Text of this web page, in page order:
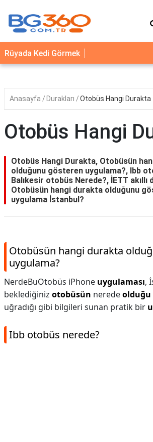
YEMEK
TARİFLERİ
SAĞLIK
Rüyada Kedi Görmek
Anasayfa Durakları Otobüs Hangi Durakta
Otobüs Hangi
Otobüs Hangi Durakta, Otobüsün
olduğunu gösteren uygulama?, Ibb
Balıkesir otobüs Nerede?, İETT akıllı
Otobüsün hangi durakta olduğunu
uygulama İstanbul?
Otobüsün hangi durakta
uygulama?
NerdeBuOtobüs iPhone uygulaması,
beklediğiniz otobüsün neredeolduğu
uğradığı gibi bilgileri sunan pratik bir
Ibb otobüs nerede?